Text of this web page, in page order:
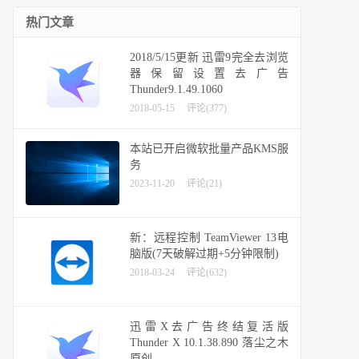
热门文章
2018/5/15更新 迅雷9完全去浏览
器保留设置去广告
Thunder9.1.49.1060
2018-05-15 评论(377)
本站已开启微软批量产品KMS服
务
2023-11-20 评论(21)
新：远程控制 TeamViewer 13电
脑版(7天破解过期+5分钟限制)
2018-03-24 评论(632)
迅雷X去广告终结复活版
Thunder X 10.1.38.890 落尘之木